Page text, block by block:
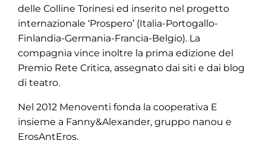
delle Colline Torinesi ed inserito nel progetto
internazionale ‘Prospero’ (Italia-Portogallo-
Finlandia-Germania-Francia-Belgio). La
compagnia vince inoltre la prima edizione del
Premio Rete Critica, assegnato dai siti e dai blog
di teatro.
Nel 2012 Menoventi fonda la cooperativa E
insieme a Fanny&Alexander, gruppo nanou e
ErosAntEros.